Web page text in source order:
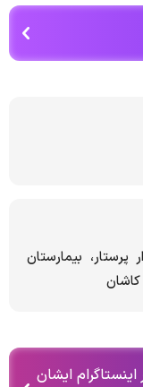
پرستار، بیمارستان
ایشان